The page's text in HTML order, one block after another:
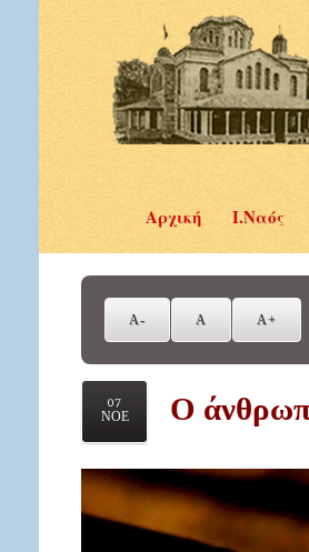
Αρχική Ι.Ναός
07
ΝΟΕ
Ο